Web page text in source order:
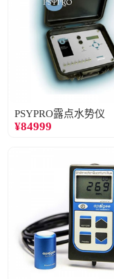
PSYPRO露点水势仪
¥84999